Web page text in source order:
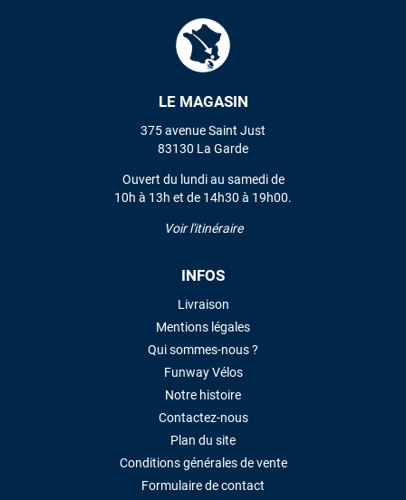
LE MAGASIN
375 avenue Saint Just
83130 La Garde
Ouvert du lundi au samedi de
10h à 13h et de 14h30 à 19h00.
Voir l'itinéraire
INFOS
Livraison
Mentions légales
Qui sommes-nous ?
Funway Vélos
Notre histoire
Contactez-nous
Plan du site
Conditions générales de vente
Formulaire de contact
encore pour cette severne dyno !
J'ai acheté une voile d'occasion depuis Tahiti. Super service.
L'envoi a été rapide. La voile est arrivée en super état.